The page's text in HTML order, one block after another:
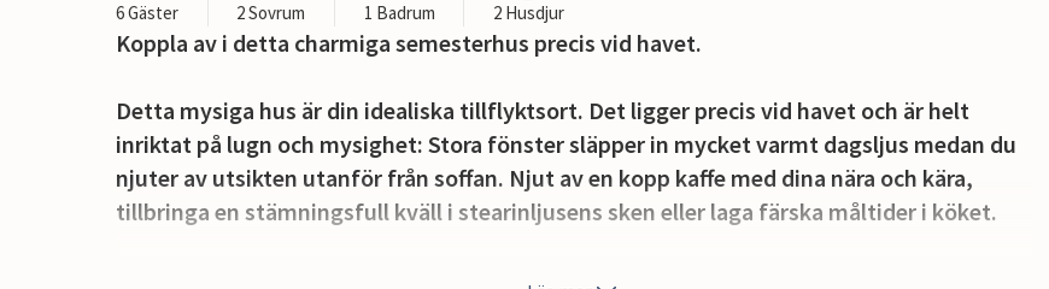
6 Gäster 2 Sovrum 1 Badrum 2 Husdjur
Koppla av i detta charmiga semesterhus precis vid havet.
Detta mysiga hus är din idealiska tillflyktsort. Det ligger precis vid havet och är helt
inriktat på lugn och mysighet: Stora fönster släpper in mycket varmt dagsljus medan du
njuter av utsikten utanför från soffan. Njut av en kopp kaffe med dina nära och kära,
tillbringa en stämningsfull kväll i stearinljusens sken eller laga färska måltider i köket.
När solen skiner inbjuder terrassen till många timmars utomhusvistelse. Njut av den